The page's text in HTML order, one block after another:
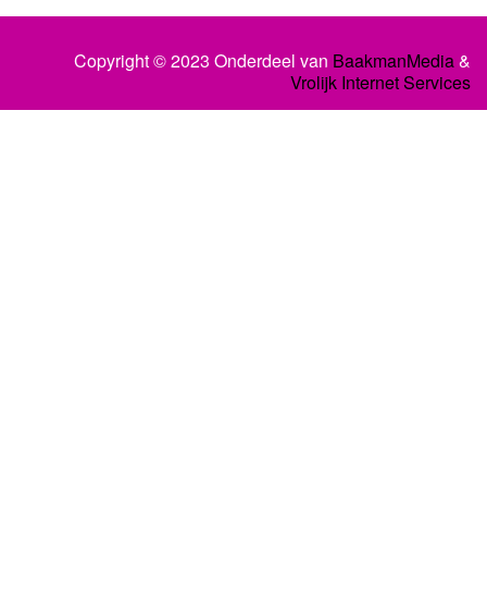
Copyright © 2023 Onderdeel van BaakmanMedia&
Vrolijk Internet Services